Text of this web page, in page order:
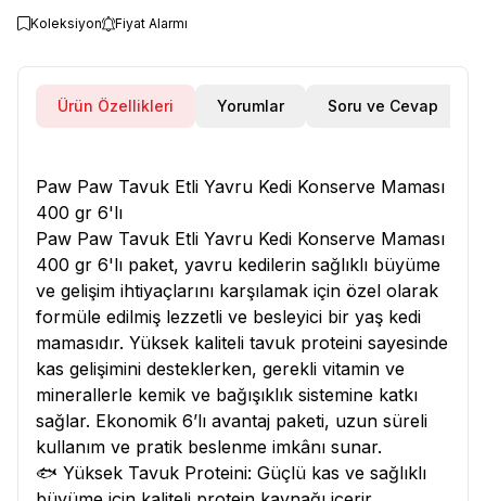
Koleksiyon Fiyat Alarmı
Ürün Özellikleri Yorumlar Soru ve Cevap
Paw Paw Tavuk Etli Yavru Kedi Konserve Maması
400 gr 6'lı
Paw Paw Tavuk Etli Yavru Kedi Konserve Maması
400 gr 6'lı paket, yavru kedilerin sağlıklı büyüme
ve gelişim ihtiyaçlarını karşılamak için özel olarak
formüle edilmiş lezzetli ve besleyici bir yaş kedi
mamasıdır. Yüksek kaliteli tavuk proteini sayesinde
kas gelişimini desteklerken, gerekli vitamin ve
minerallerle kemik ve bağışıklık sistemine katkı
sağlar. Ekonomik 6’lı avantaj paketi, uzun süreli
kullanım ve pratik beslenme imkânı sunar.
🐟 Yüksek Tavuk Proteini: Güçlü kas ve sağlıklı